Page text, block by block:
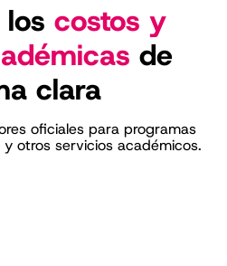
costos y
de
clara
oficiales para programas
otros servicios académicos.